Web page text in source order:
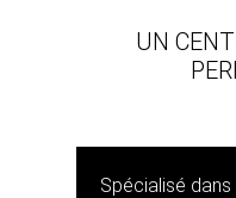
UN
Spécialisé